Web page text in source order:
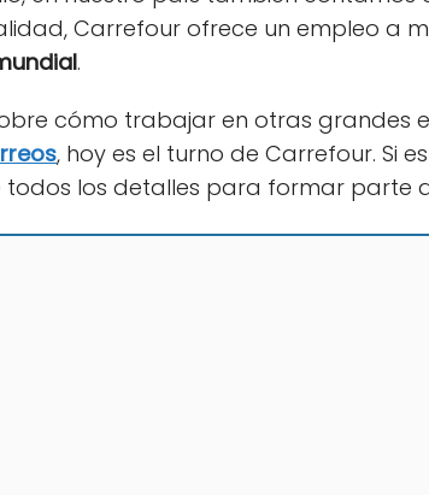
Carrefour ofrece un empleo a
.
cómo trabajar en otras grandes
, hoy es el turno de Carrefour. Si
los detalles para formar parte